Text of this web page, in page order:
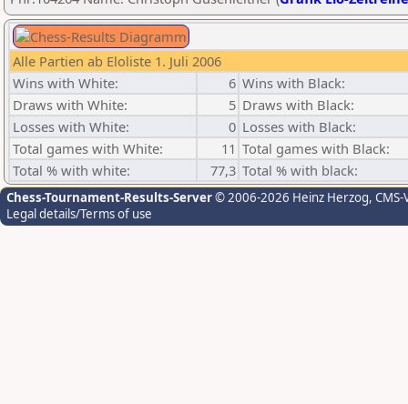
Alle Partien ab Eloliste 1. Juli 2006
Wins with White:
6 Wins with Black:
Draws with White:
5 Draws with Black:
Losses with White:
0 Losses with Black:
Total games with White:
11 Total games with Black:
Total % with white:
77,3 Total % with black:
Chess-Tournament-Results-Server© 2006-2026 Heinz Herzog,
Legal details/Terms of use